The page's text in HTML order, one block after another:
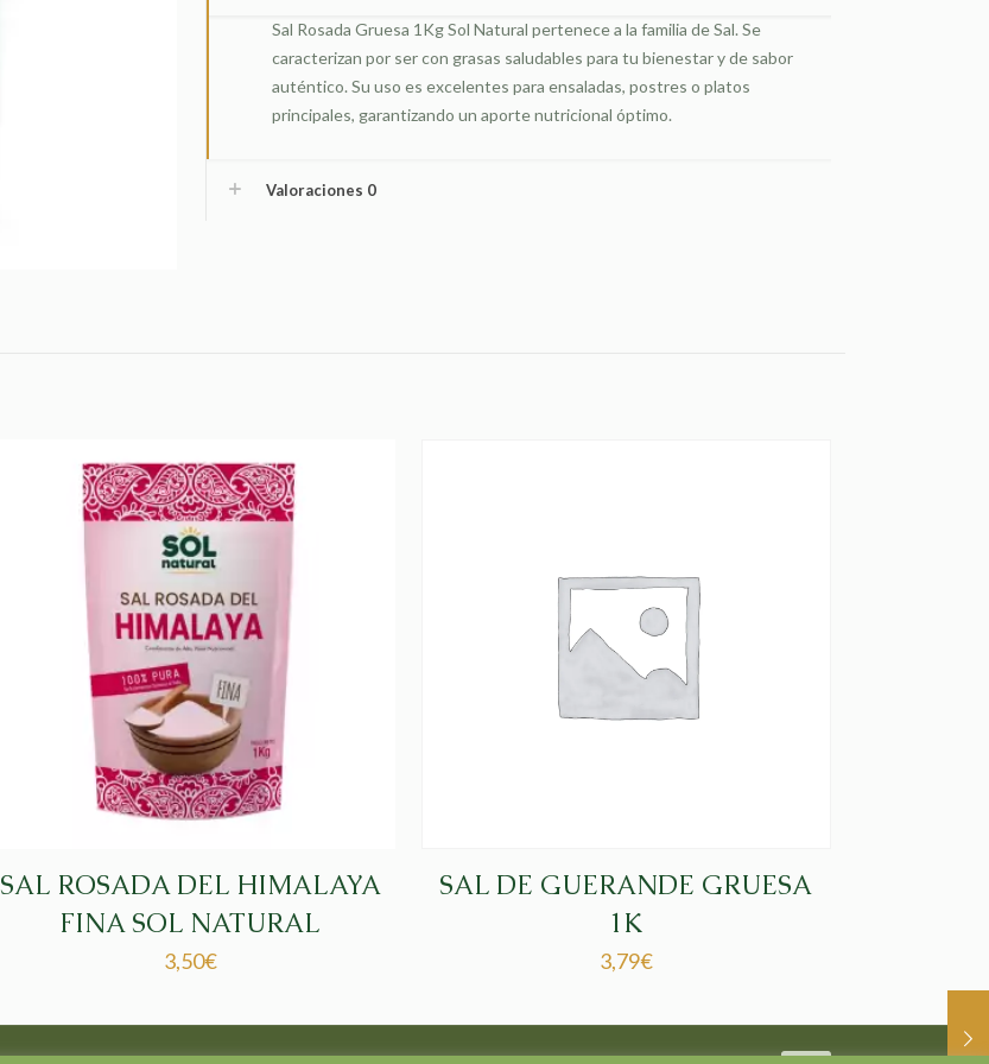
Sal Rosada Gruesa 1Kg Sol Natural pertenece a la familia de Sal. Se
caracterizan por ser con grasas saludables para tu bienestar y de sabor
auténtico. Su uso es excelentes para ensaladas, postres o platos
principales, garantizando un aporte nutricional óptimo.
Valoraciones 0
SAL ROSADA DEL HIMALAYA
FINA SOL NATURAL
3,50€
SAL DE GUERANDE GRUESA
1K
3,79€